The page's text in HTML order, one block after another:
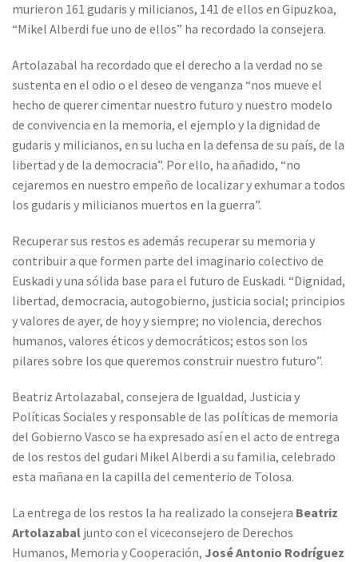
murieron 161 gudaris y milicianos, 141 de ellos en Gipuzkoa,
“Mikel Alberdi fue uno de ellos” ha recordado la consejera.
Artolazabal ha recordado que el derecho a la verdad no se
sustenta en el odio o el deseo de venganza “nos mueve el
hecho de querer cimentar nuestro futuro y nuestro modelo
de convivencia en la memoria, el ejemplo y la dignidad de
gudaris y milicianos, en su lucha en la defensa de su país, de la
libertad y de la democracia”. Por ello, ha añadido, “no
cejaremos en nuestro empeño de localizar y exhumar a todos
los gudaris y milicianos muertos en la guerra”.
Recuperar sus restos es además recuperar su memoria y
contribuir a que formen parte del imaginario colectivo de
Euskadi y una sólida base para el futuro de Euskadi. “Dignidad,
libertad, democracia, autogobierno, justicia social; principios
y valores de ayer, de hoy y siempre; no violencia, derechos
humanos, valores éticos y democráticos; estos son los
pilares sobre los que queremos construir nuestro futuro”.
Beatriz Artolazabal, consejera de Igualdad, Justicia y
Políticas Sociales y responsable de las políticas de memoria
del Gobierno Vasco se ha expresado así en el acto de entrega
de los restos del gudari Mikel Alberdi a su familia, celebrado
esta mañana en la capilla del cementerio de Tolosa.
La entrega de los restos la ha realizado la consejera Beatriz
Artolazabal junto con el viceconsejero de Derechos
Humanos, Memoria y Cooperación, José Antonio Rodríguez